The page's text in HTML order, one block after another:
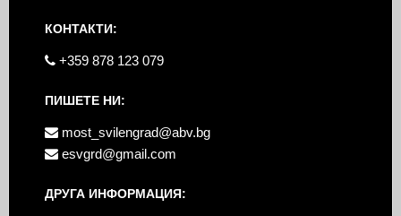
КОНТАКТИ:
+359 878 123 079
ПИШЕТЕ НИ:
most_svilengrad@abv.bg
esvgrd@gmail.com
ДРУГА ИНФОРМАЦИЯ: